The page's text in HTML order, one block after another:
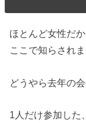
ほとんど女性だ
ここで知らされま
どうやら去年の
1人だけ参加した、